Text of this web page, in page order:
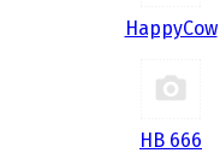
HappyCow
HB 666